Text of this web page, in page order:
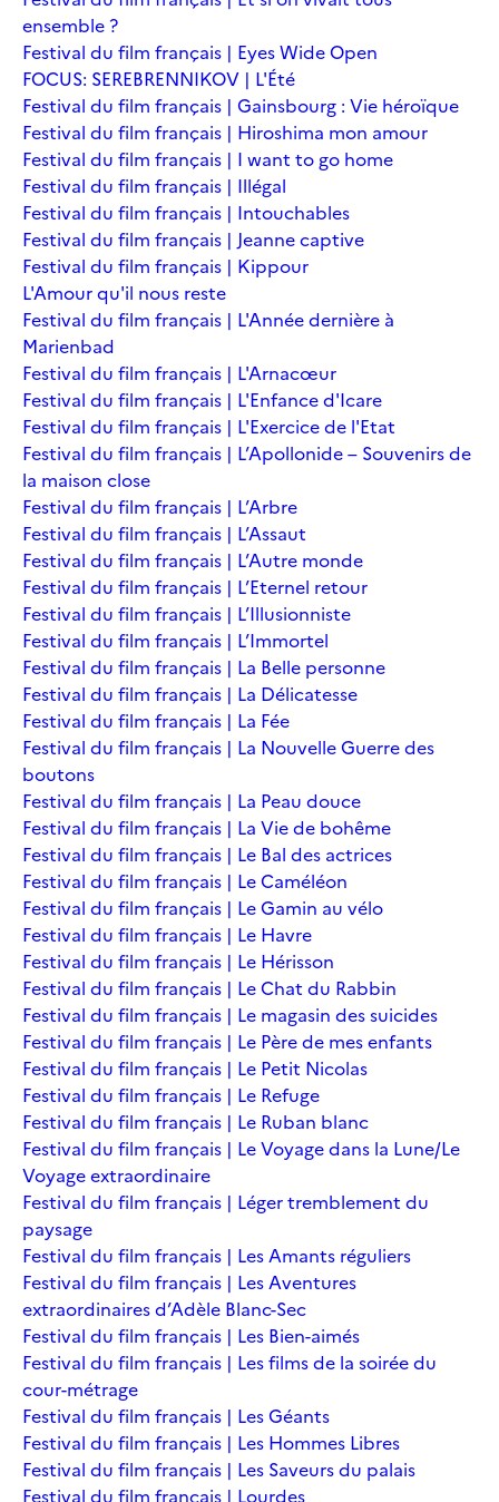
ensemble ?
Festival du film français | Eyes Wide Open
FOCUS: SEREBRENNIKOV | L'Été
Festival du film français | Gainsbourg : Vie héroïque
Festival du film français | Hiroshima mon amour
Festival du film français | I want to go home
Festival du film français | Illégal
Festival du film français | Intouchables
Festival du film français | Jeanne captive
Festival du film français | Kippour
L'Amour qu'il nous reste
Festival du film français | L'Année dernière à
Marienbad
Festival du film français | L'Arnacœur
Festival du film français | L'Enfance d'Icare
Festival du film français | L'Exercice de l'Etat
Festival du film français | L’Apollonide – Souvenirs de
la maison close
Festival du film français | L’Arbre
Festival du film français | L’Assaut
Festival du film français | L’Autre monde
Festival du film français | L’Eternel retour
Festival du film français | L’Illusionniste
Festival du film français | L’Immortel
Festival du film français | La Belle personne
Festival du film français | La Délicatesse
Festival du film français | La Fée
Festival du film français | La Nouvelle Guerre des
boutons
Festival du film français | La Peau douce
Festival du film français | La Vie de bohême
Festival du film français | Le Bal des actrices
Festival du film français | Le Caméléon
Festival du film français | Le Gamin au vélo
Festival du film français | Le Havre
Festival du film français | Le Hérisson
Festival du film français | Le Chat du Rabbin
Festival du film français | Le magasin des suicides
Festival du film français | Le Père de mes enfants
Festival du film français | Le Petit Nicolas
Festival du film français | Le Refuge
Festival du film français | Le Ruban blanc
Festival du film français | Le Voyage dans la Lune/Le
Voyage extraordinaire
Festival du film français | Léger tremblement du
paysage
Festival du film français | Les Amants réguliers
Festival du film français | Les Aventures
extraordinaires d’Adèle Blanc-Sec
Festival du film français | Les Bien-aimés
Festival du film français | Les films de la soirée du
cour-métrage
Festival du film français | Les Géants
Festival du film français | Les Hommes Libres
Festival du film français | Les Saveurs du palais
Festival du film français | Lourdes